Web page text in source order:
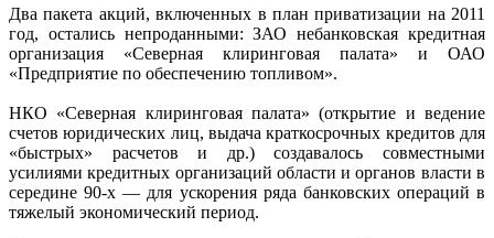
Два пакета акций, включенных в план приватизации на 2011
год, остались непроданными: ЗАО небанковская кредитная
организация «Северная клиринговая палата» и ОАО
«Предприятие по обеспечению топливом».
НКО «Северная клиринговая палата» (открытие и ведение
счетов юридических лиц, выдача краткосрочных кредитов для
«быстрых» расчетов и др.) создавалось совместными
усилиями кредитных организаций области и органов власти в
середине 90-х — для ускорения ряда банковских операций в
тяжелый экономический период.